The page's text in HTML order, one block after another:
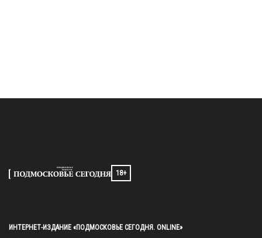
18+
ИНТЕРНЕТ-ИЗДАНИЕ «ПОДМОСКОВЬЕ СЕГОДНЯ. ONLINE»